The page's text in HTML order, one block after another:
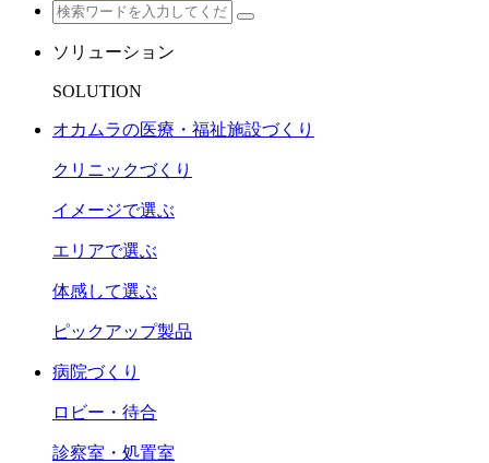
ソリューション
SOLUTION
オカムラの医療・福祉施設づくり
クリニックづくり
イメージで選ぶ
エリアで選ぶ
体感して選ぶ
ピックアップ製品
病院づくり
ロビー・待合
診察室・処置室